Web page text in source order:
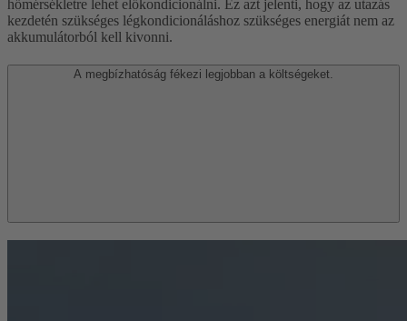
hőmérsékletre lehet előkondicionálni. Ez azt jelenti, hogy az utazás
kezdetén szükséges légkondicionáláshoz szükséges energiát nem az
akkumulátorból kell kivonni.
A megbízhatóság fékezi legjobban a költségeket.